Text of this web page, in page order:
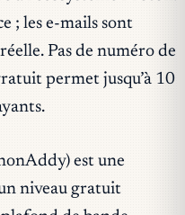
; les e-mails sont
Pas de numéro de
permet jusqu’à 10
est une
niveau gratuit